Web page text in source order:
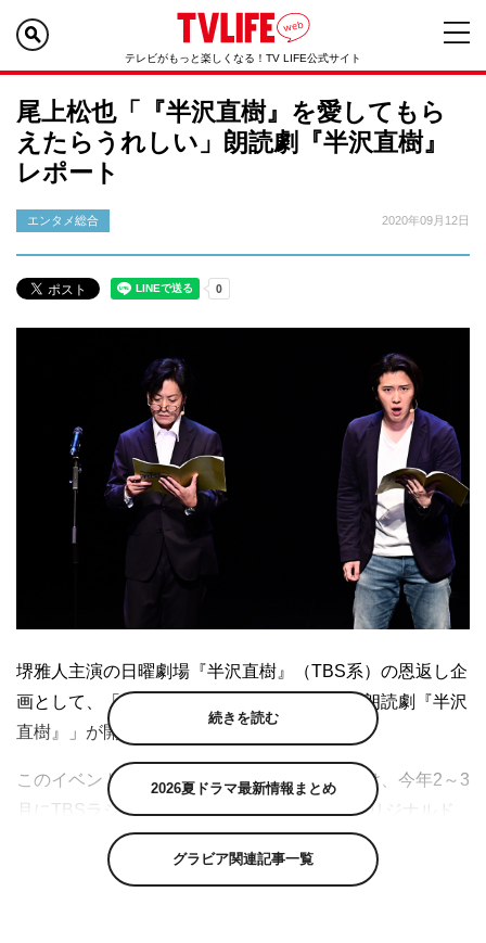
テレビがもっと楽しくなる！TV LIFE公式サイト
尾上松也「『半沢直樹』を愛してもら
えたらうれしい」朗読劇『半沢直樹』
レポート
エンタメ総合 2020年09月12日
堺雅人主演の日曜劇場『半沢直樹』（TBS系）の恩返し企
画として、「感謝の恩返しスペシャル企画 朗読劇『半沢
直樹』」が開催された。
このイベントは、『半沢直樹』の放送に先駆け、今年2～3
月にTBSラジオで放送された『TBSラジオ オリジナルド
ラマ 「半沢直樹」 敗れし者の物語 by AudioMovie®』
（https://www.tbs.co.jp/radio/hanzawa_naoki/）で描かれた
続きを読む
2026夏ドラマ最新情報まとめ
グラビア関連記事一覧